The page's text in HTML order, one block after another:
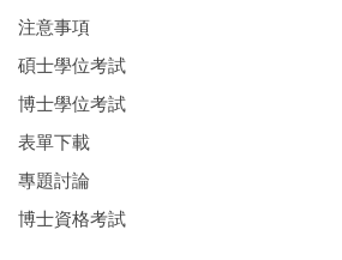
注意事項
碩士學位考試
博士學位考試
表單下載
專題討論
博士資格考試